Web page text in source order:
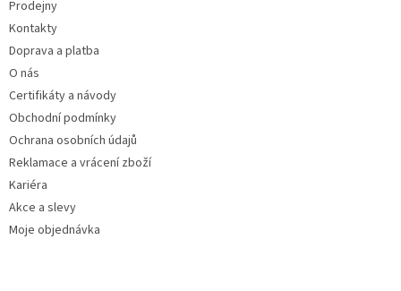
Prodejny
Kontakty
Doprava a platba
O nás
Certifikáty a návody
Obchodní podmínky
Ochrana osobních údajů
Reklamace a vrácení zboží
Kariéra
Akce a slevy
Moje objednávka